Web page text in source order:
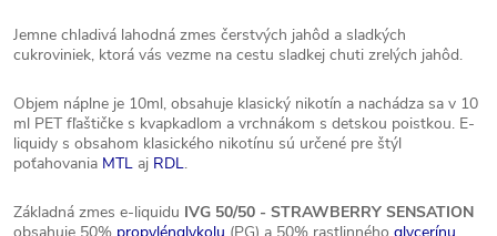
Jemne chladivá lahodná zmes čerstvých jahôd a sladkých
cukroviniek, ktorá vás vezme na cestu sladkej chuti zrelých jahôd.
Objem náplne je 10ml, obsahuje klasický nikotín a nachádza sa v 10
ml PET fľaštičke s kvapkadlom a vrchnákom s detskou poistkou. E-
liquidy s obsahom klasického nikotínu sú určené pre štýl
poťahovania MTL aj RDL.
Základná zmes e-liquidu IVG 50/50 - STRAWBERRY SENSATION